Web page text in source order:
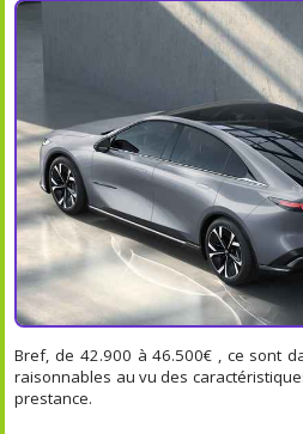
Bref, de 42.900 à 46.500€ , ce sont
raisonnables au vu des
prestance.